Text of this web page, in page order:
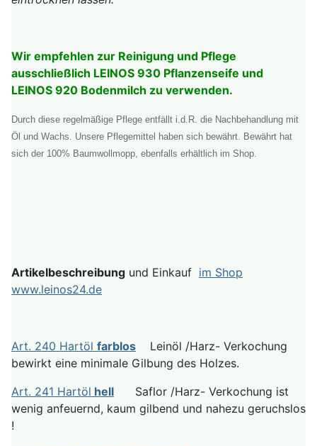
Wir empfehlen zur Reinigung und Pflege
ausschließlich LEINOS 930 Pflanzenseife und
LEINOS 920 Bodenmilch zu verwenden.
Durch diese regelmäßige Pflege entfällt i.d.R. die Nachbehandlung mit
Öl und Wachs. Unsere Pflegemittel haben sich bewährt. Bewährt hat
sich der 100% Baumwollmopp, ebenfalls erhältlich im Shop.
Artikelbeschreibung und Einkauf im Shop
www.leinos24.de
Art. 240 Hartöl farblos Leinöl /Harz- Verkochung
bewirkt eine minimale Gilbung des Holzes.
Art. 241 Hartöl hell Saflor /Harz- Verkochung ist
wenig anfeuernd, kaum gilbend und nahezu geruchslos
!